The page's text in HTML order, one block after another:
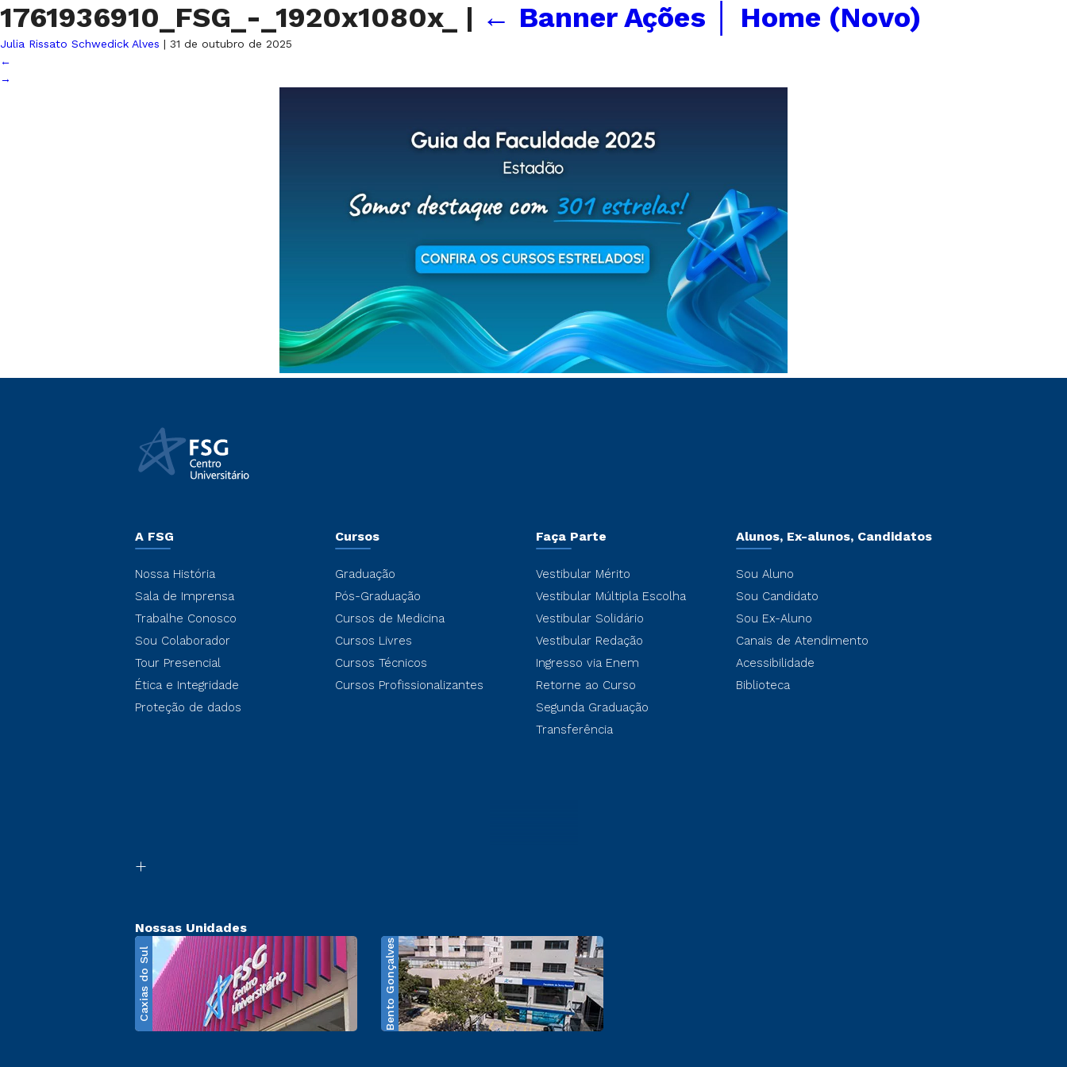
1761936910_FSG_-_1920x1080x_ | ← Banner Ações │ Home (Novo)
Julia Rissato Schwedick Alves | 31 de outubro de 2025
←
→
A FSG
Nossa História
Sala de Imprensa
Trabalhe Conosco
Sou Colaborador
Tour Presencial
Ética e Integridade
Proteção de dados
Cursos
Graduação
Pós-Graduação
Cursos de Medicina
Cursos Livres
Cursos Técnicos
Cursos Profissionalizantes
Faça Parte
Vestibular Mérito
Vestibular Múltipla Escolha
Vestibular Solidário
Vestibular Redação
Ingresso via Enem
Retorne ao Curso
Segunda Graduação
Transferência
Alunos, Ex-alunos, Candidatos
Sou Aluno
Sou Candidato
Sou Ex-Aluno
Canais de Atendimento
Acessibilidade
Biblioteca
Nossas Unidades
Caxias do Sul Bento Gonçalves